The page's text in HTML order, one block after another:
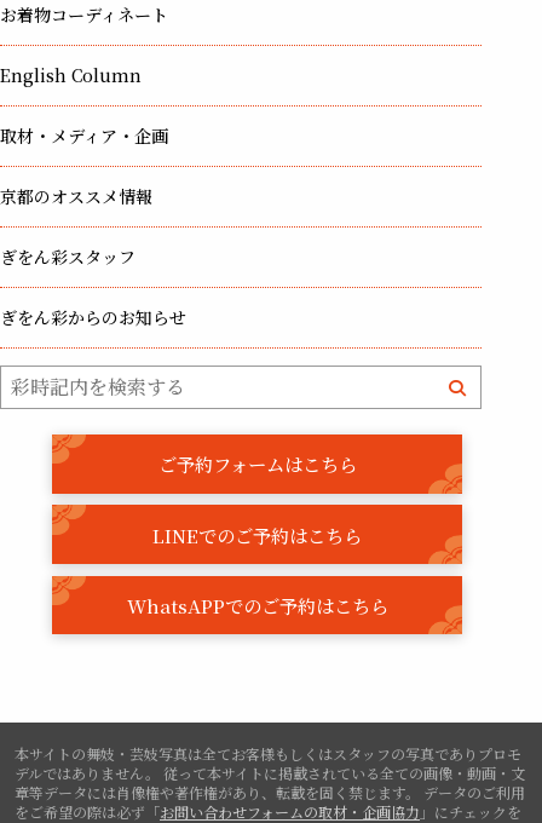
お着物コーディネート
English Column
取材・メディア・企画
京都のオススメ情報
ぎをん彩スタッフ
ぎをん彩からのお知らせ
ご予約フォームはこちら
LINEでのご予約はこちら
WhatsAPPでのご予約はこちら
本サイトの舞妓・芸妓写真は全てお客様もしくはスタッフの写真でありプロモ
デルではありません。
従って本サイトに掲載されている全ての画像・動画・文
章等データには肖像権や著作権があり、転載を固く禁じます。
データのご利用
をご希望の際は必ず「お問い合わせフォームの取材・企画協力 」にチェックを